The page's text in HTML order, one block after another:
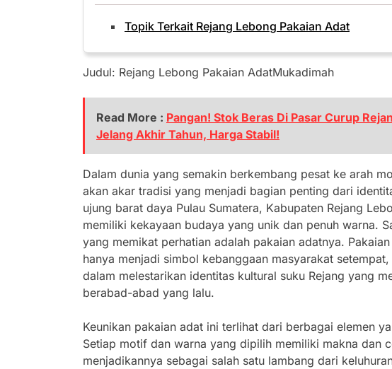
Topik Terkait Rejang Lebong Pakaian Adat
Judul: Rejang Lebong Pakaian AdatMukadimah
Read More : Pangan! Stok Beras Di Pasar Curup
Jelang Akhir Tahun, Harga Stabil!
Dalam dunia yang semakin berkembang pesat ke arah
akan akar tradisi yang menjadi bagian penting dari
ujung barat daya Pulau Sumatera, Kabupaten Rejang
memiliki kekayaan budaya yang unik dan penuh warna.
yang memikat perhatian adalah pakaian adatnya.
hanya menjadi simbol kebanggaan masyarakat
dalam melestarikan identitas kultural suku Rejang yang
berabad-abad yang lalu.
Keunikan pakaian adat ini terlihat dari berbagai elemen
Setiap motif dan warna yang dipilih memiliki makna dan
menjadikannya sebagai salah satu lambang dari